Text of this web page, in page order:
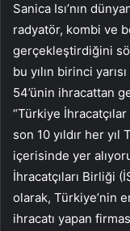
Sanica Isı’nın
radyatör, kombi ve
gerçekleştirdiğini
bu yılın birinci
54’ünin ihracattan
“Türkiye
son 10 yıldır her yıl
içerisinde yer
İhracatçıları Birliği
olarak, Türkiye’nin
ihracatı yapan